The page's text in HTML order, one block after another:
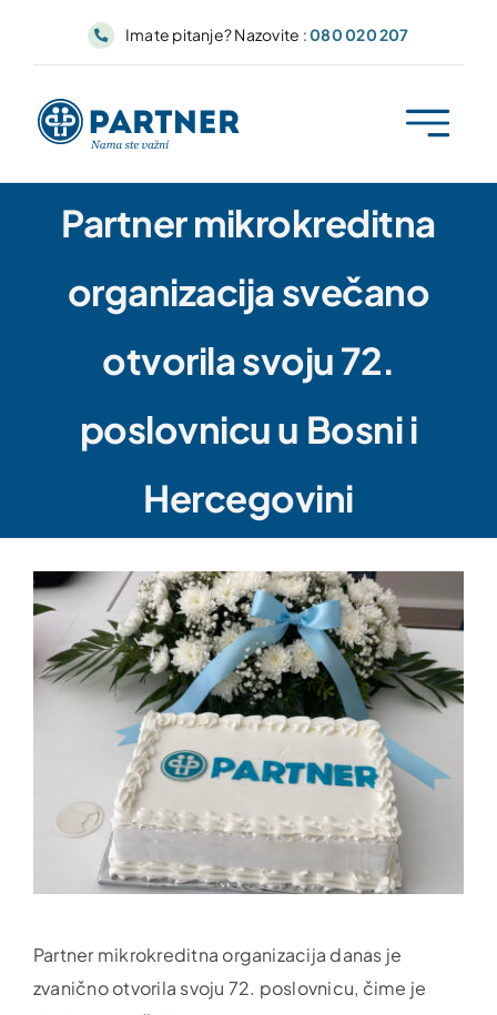
Imate pitanje? Nazovite :080 020 207
Partner mikrokreditna
organizacija svečano
otvorila svoju 72.
poslovnicu u Bosni i
Hercegovini
Partner mikrokreditna organizacija danas je
zvanično otvorila svoju 72. poslovnicu, čime je